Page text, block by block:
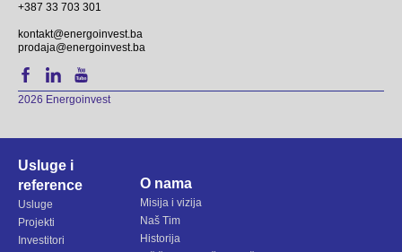
+387 33 703 301
kontakt@energoinvest.ba
prodaja@energoinvest.ba
2026 Energoinvest
Usluge i
reference
Usluge
Projekti
Investitori
O nama
Misija i vizija
Naš Tim
Historija